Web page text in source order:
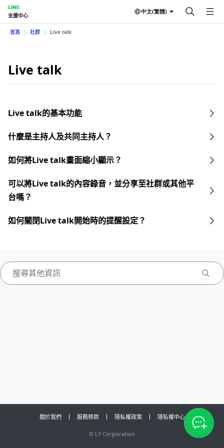
LINE
支援中心
中文(繁體)
首頁 社群 Live talk
Live talk
Live talk的基本功能
什麼是主持人及共同主持人？
如何將Live talk畫面縮小顯示？
可以將Live talk的內容錄音，並分享至社群或其他平
台嗎？
如何關閉Live talk開始時的提醒設定？
關於我們 服務條款 隱私權政策 隱私權中心
© LY Corporation